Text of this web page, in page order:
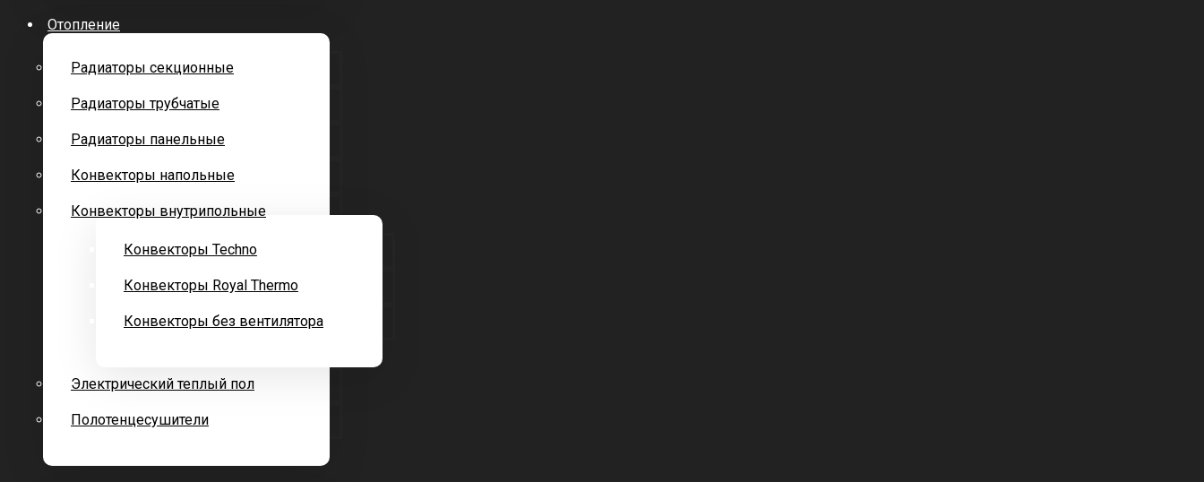
Отопление
Радиаторы секционные
Радиаторы трубчатые
Радиаторы панельные
Конвекторы напольные
Конвекторы внутрипольные
Конвекторы Techno
Конвекторы Royal Thermo
Конвекторы без вентилятора
Электрический теплый пол
Полотенцесушители